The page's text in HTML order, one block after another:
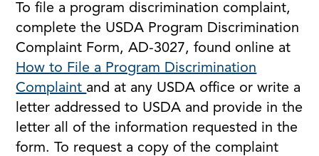
To file a program discrimination complaint,
complete the USDA Program Discrimination
Complaint Form, AD-3027, found online at
How to File a Program Discrimination
Complaint and at any USDA office or write a
letter addressed to USDA and provide in the
letter all of the information requested in the
form. To request a copy of the complaint